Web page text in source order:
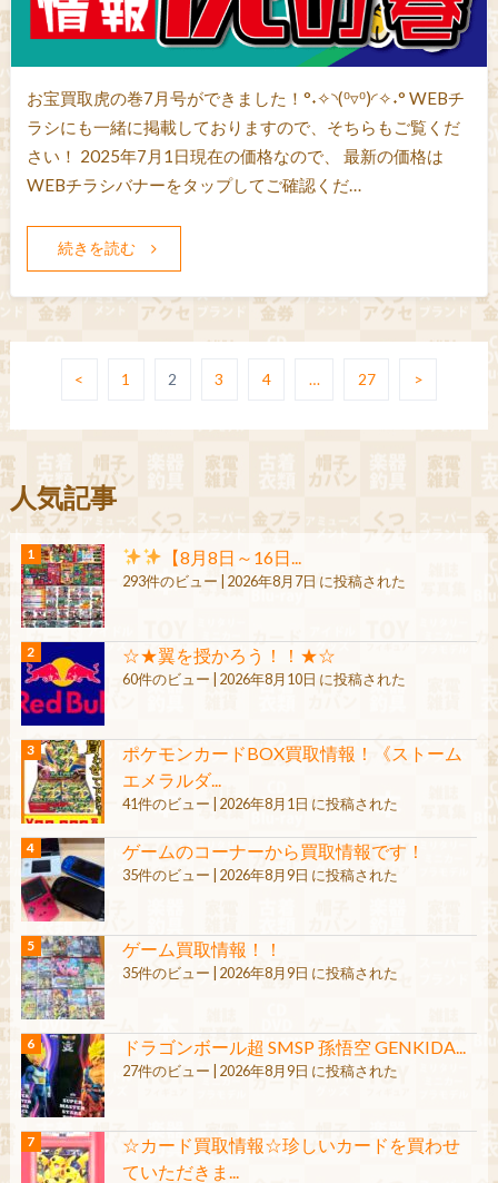
お宝買取虎の巻7月号ができました！°˖✧◝(⁰▿⁰)◜✧˖° WEBチ
ラシにも一緒に掲載しておりますので、そちらもご覧くだ
さい！ 2025年7月1日現在の価格なので、 最新の価格は
WEBチラシバナーをタップしてご確認くだ…
続きを読む
< 1 2 3 4 … 27 >
人気記事
【8月8日～16日...
293件のビュー 2026年8月7日 に投稿された
☆★翼を授かろう！！★☆
60件のビュー 2026年8月10日 に投稿された
ポケモンカードBOX買取情報！《ストーム
エメラルダ...
41件のビュー 2026年8月1日 に投稿された
ゲームのコーナーから買取情報です！
35件のビュー 2026年8月9日 に投稿された
ゲーム買取情報！！
35件のビュー 2026年8月9日 に投稿された
ドラゴンボール超 SMSP 孫悟空 GENKIDA...
27件のビュー 2026年8月9日 に投稿された
☆カード買取情報☆珍しいカードを買わせ
ていただきま...